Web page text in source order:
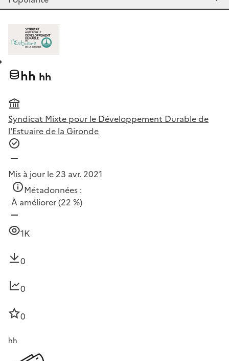
hh hh
Syndicat Mixte pour le Développement Durable de
l'Estuaire de la Gironde
Mis à jour le 23 avr. 2021
Métadonnées :
À améliorer(22 %)
1K
0
0
0
hh